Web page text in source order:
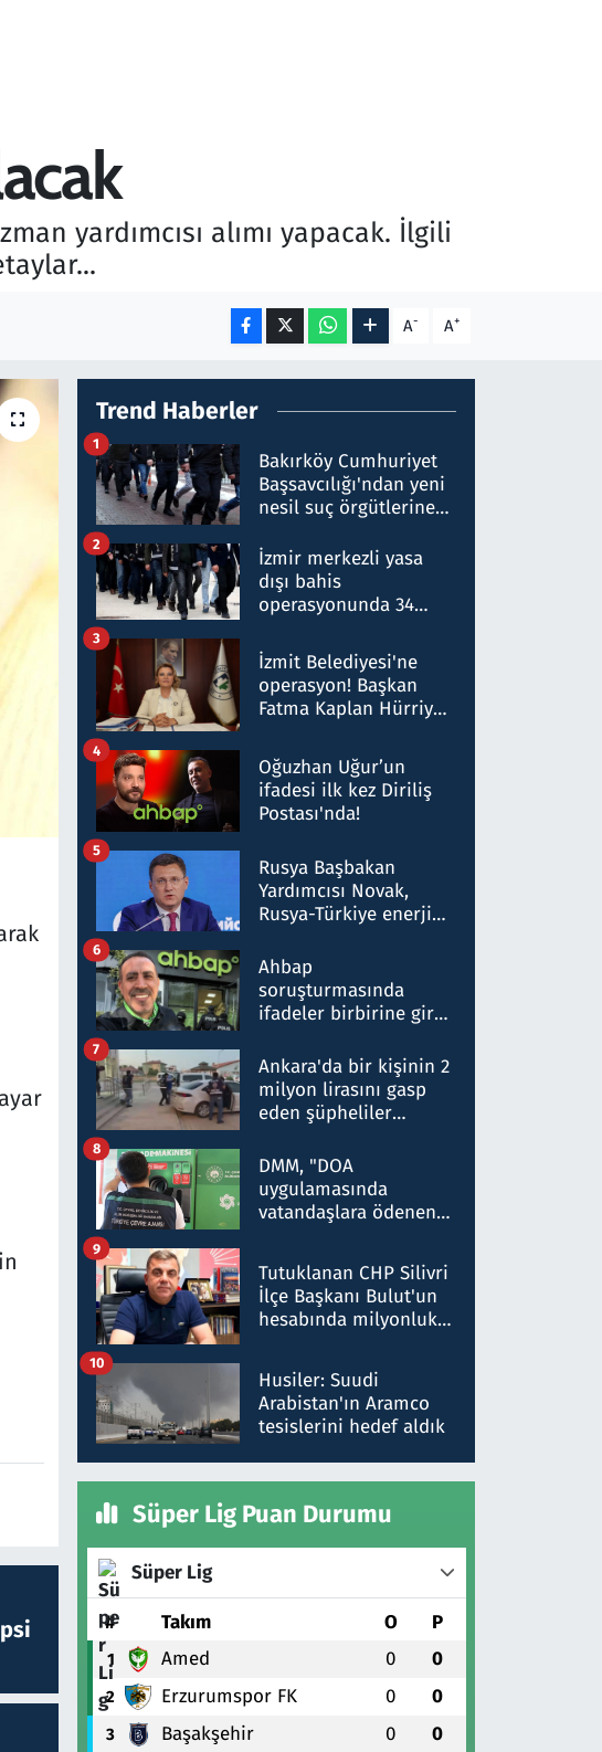
yardımcısı alımı yapacak. İlgili
A- A+
Trend Haberler
Bakırköy Cumhuriyet
Başsavcılığı'ndan yeni
nesil suç örgütlerine
hakkında gözaltı kararı
1
İzmir merkezli yasa
dışı bahis
operasyonunda 34
Milyar liralık para
trafiği tespit edildi
2
İzmit Belediyesi'ne
operasyon! Başkan
Fatma Kaplan Hürriyet
3
Oğuzhan Uğur’un
ifadesi ilk kez Diriliş
Postası'nda!
4
Rusya Başbakan
Yardımcısı Novak,
Rusya-Türkiye enerji
nitelikte olduğunu
belirtti
5
Ahbap
soruşturmasında
ifadeler birbirine girdi:
ifadelerinden ortaya
çıkan tablo şok etti
6
Ankara'da bir kişinin 2
milyon lirasını gasp
eden şüpheliler
7
DMM, "DOA
uygulamasında
vatandaşlara ödenen
düşürüldüğü" iddiasını
yalanladı
8
Tutuklanan CHP Silivri
İlçe Başkanı Bulut'un
hesabında milyonluk
talimat verdi, ben
gönderdim
9
Husiler: Suudi
Arabistan'ın Aramco
tesislerini hedef aldık
10
Süper Lig Puan Durumu
Süper Lig
# Takım O P
1 Amed 0 0
2 Erzurumspor FK 0 0
3 Başakşehir 0 0